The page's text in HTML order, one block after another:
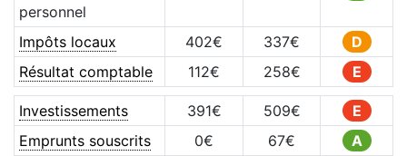
personnel
Impôts locaux 402€ 337€
D
Résultat comptable
112€ 258€ E
Investissements 391€ 509€
E
Emprunts souscrits
0€ 67€
A